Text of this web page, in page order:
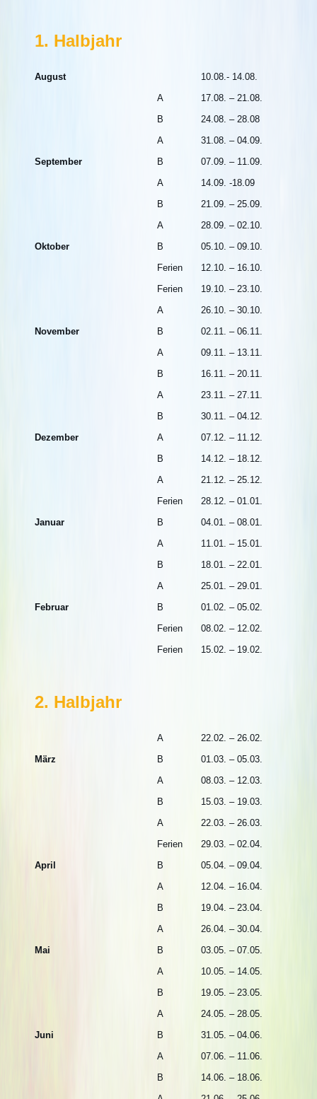
1. Halbjahr
August
10.08.- 14.08.
A
17.08. – 21.08.
B
24.08. – 28.08
A
31.08. – 04.09.
September
B
07.09. – 11.09.
A
14.09. -18.09
B
21.09. – 25.09.
A
28.09. – 02.10.
Oktober
B
05.10. – 09.10.
Ferien
12.10. – 16.10.
Ferien
19.10. – 23.10.
A
26.10. – 30.10.
November
B
02.11. – 06.11.
A
09.11. – 13.11.
B
16.11. – 20.11.
A
23.11. – 27.11.
B
30.11. – 04.12.
Dezember
A
07.12. – 11.12.
B
14.12. – 18.12.
A
21.12. – 25.12.
Ferien
28.12. – 01.01.
Januar
B
04.01. – 08.01.
A
11.01. – 15.01.
B
18.01. – 22.01.
A
25.01. – 29.01.
Februar
B
01.02. – 05.02.
Ferien
08.02. – 12.02.
Ferien
15.02. – 19.02.
2. Halbjahr
A
22.02. – 26.02.
März
B
01.03. – 05.03.
A
08.03. – 12.03.
B
15.03. – 19.03.
A
22.03. – 26.03.
Ferien
29.03. – 02.04.
April
B
05.04. – 09.04.
A
12.04. – 16.04.
B
19.04. – 23.04.
A
26.04. – 30.04.
Mai
B
03.05. – 07.05.
A
10.05. – 14.05.
B
19.05. – 23.05.
A
24.05. – 28.05.
Juni
B
31.05. – 04.06.
A
07.06. – 11.06.
B
14.06. – 18.06.